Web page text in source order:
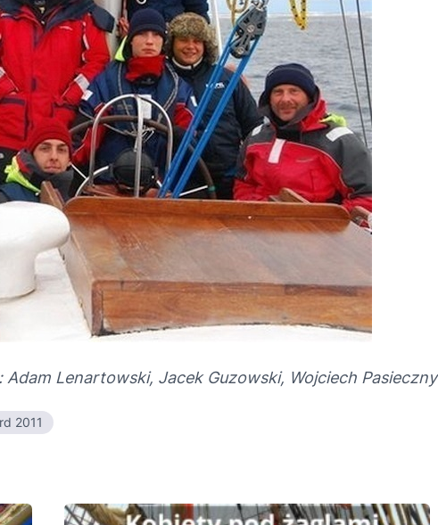
Adam Lenartowski, Jacek Guzowski, Wojciech Pasieczny
2011